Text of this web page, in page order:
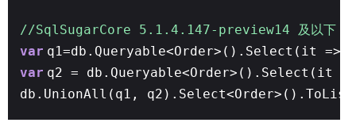
//SqlSugarCore 5.1.4.147-preview14 及以下
var q1=db.Queryable<Order>().Select(it => (
var q2 = db.Queryable<Order>().Select(it
db.UnionAll(q1,